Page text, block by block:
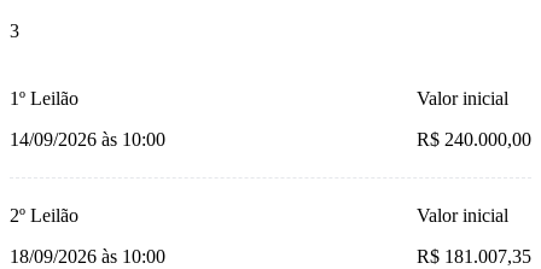
3
1º Leilão
14/09/2026 às 10:00
Valor inicial
R$ 240.000,00
2º Leilão
18/09/2026 às 10:00
Valor inicial
R$ 181.007,35